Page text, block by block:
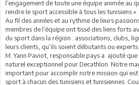
l’engagement de toute une équipe animée au
rendre le sport accessible à tous les tunisiens ».
Au fil des années et au rythme de leurs
membres de l’équipe ont tissé des liens forts
du sport dans la région : associations, clubs,
leurs clients, qu’ils soient débutants ou experts.
M. Yann Paviot, responsable pays a ajouté que
naturel exceptionnel pour Decathlon. Notre
important pour accomplir notre mission qui est
sport à chacun des tunisiens et tunisiennes.